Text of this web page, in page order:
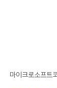
마이크로소프트